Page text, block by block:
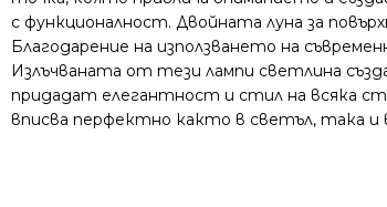
с функционалност. Двойната луна за
Благодарение на използването на
Излъчваната от тези лампи светлина
придадат елегантност и стил на всяка
вписва перфектно както в светъл, така